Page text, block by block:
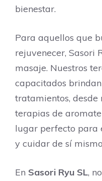
bienestar.
Para aquellos que
rejuvenecer, Sasori
masaje. Nuestros
capacitados
tratamientos, desde
terapias de
lugar perfecto para
y cuidar de sí
En Sasori Ryu SL,